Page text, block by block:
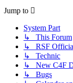
Jump to
System Part
↳ This Forum
↳ RSF
↳ Technic
↳ New C4F
↳ Bugs